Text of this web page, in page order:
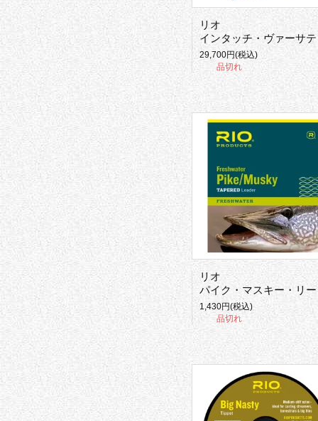
リオ
インタッチ・ヴァーサティップII
29,700円(税込)
品切れ
リオ
パイク・マスキー・リーダー
1,430円(税込)
品切れ